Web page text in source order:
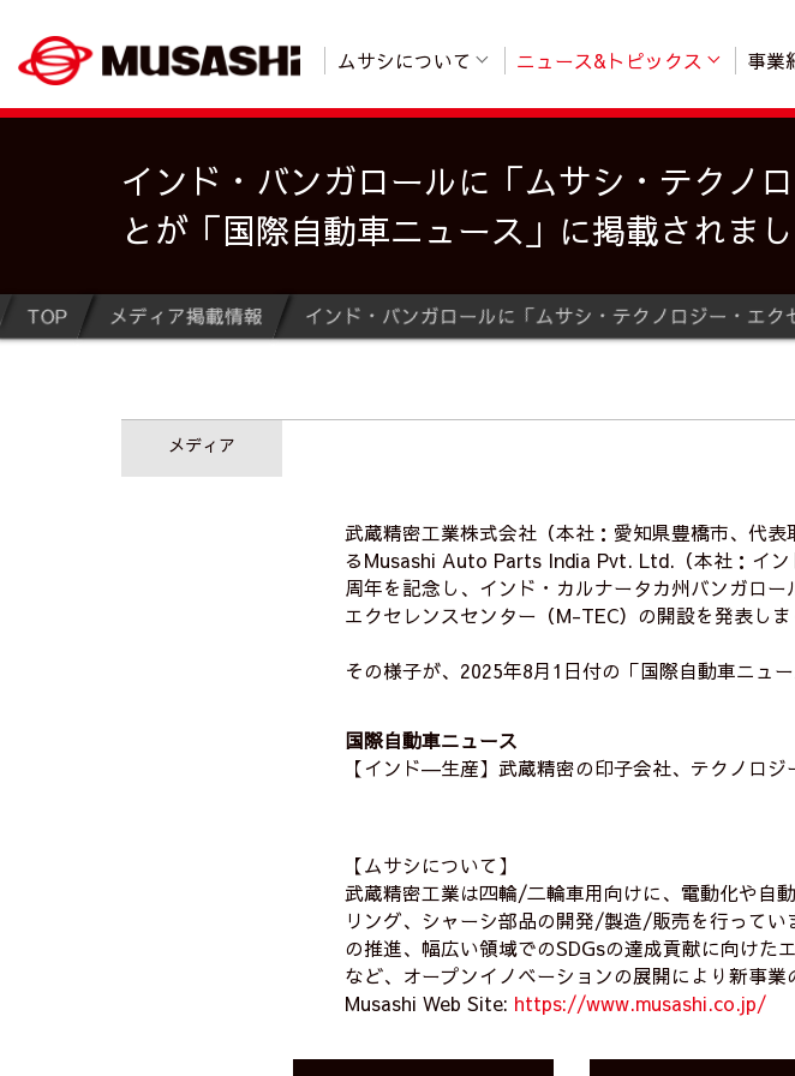
ムサシについて ニュース&トピックス 事業
インド・バンガロールに「ムサシ・テクノ
とが「国際自動車ニュース」に掲載されま
TOP メディア掲載情報
メディア
武蔵精密工業株式会社（本社：愛知県豊橋市、代
るMusashi Auto Parts India Pvt. Ltd.（本社：イ
周年を記念し、インド・カルナータカ州バンガロ
エクセレンスセンター（M-TEC）の開設を発表しま
その様子が、2025年8月1日付の「国際自動車ニュ
国際自動車ニュース
【インド―生産】武蔵精密の印子会社、テクノロジ
【ムサシについて】
武蔵精密工業は四輪/二輪車用向けに、電動化や自
リング、シャーシ部品の開発/製造/販売を行って
の推進、幅広い領域でのSDGsの達成貢献に向けた
など、オープンイノベーションの展開により新事業
Musashi Web Site: https://www.musashi.co.jp/